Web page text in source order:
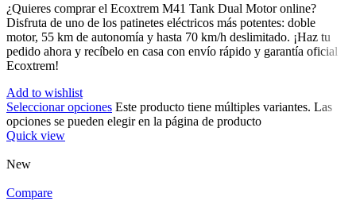
¿Quieres comprar el Ecoxtrem M41 Tank Dual Motor online?
Disfruta de uno de los patinetes eléctricos más potentes: doble
motor, 55 km de autonomía y hasta 70 km/h deslimitado. ¡Haz tu
pedido ahora y recíbelo en casa con envío rápido y garantía oficial
Ecoxtrem!
Add to wishlist
Seleccionar opciones Este producto tiene múltiples variantes. Las
opciones se pueden elegir en la página de producto
Quick view
New
Compare